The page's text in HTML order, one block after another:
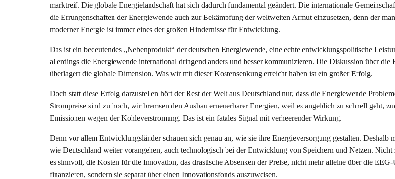
marktreif. Die globale Energielandschaft hat sich dadurch fundamental geändert. Die internationale
die Errungenschaften der Energiewende auch zur Bekämpfung der weltweiten Armut einzusetzen, denn der
moderner Energie ist immer eines der großen Hindernisse für Entwicklung.
Das ist ein bedeutendes „Nebenprodukt“ der deutschen Energiewende, eine echte entwicklungspolitische
allerdings die Energiewende international dringend anders und besser kommunizieren. Die Diskussion über die
überlagert die globale Dimension. Was wir mit dieser Kostensenkung erreicht haben ist ein großer Erfolg.
Doch statt diese Erfolg darzustellen hört der Rest der Welt aus Deutschland nur, dass die Energiewende
Strompreise sind zu hoch, wir bremsen den Ausbau erneuerbarer Energien, weil es angeblich zu schnell geht,
Emissionen wegen der Kohleverstromung. Das ist ein fatales Signal mit verheerender Wirkung.
Denn vor allem Entwicklungsländer schauen sich genau an, wie sie ihre Energieversorgung gestalten. Deshalb
wie Deutschland weiter vorangehen, auch technologisch bei der Entwicklung von Speichern und Netzen. Nicht
es sinnvoll, die Kosten für die Innovation, das drastische Absenken der Preise, nicht mehr alleine über die EEG-
finanzieren, sondern sie separat über einen Innovationsfonds auszuweisen.